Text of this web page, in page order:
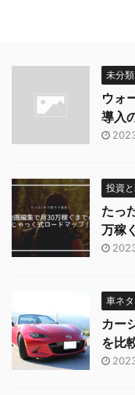
未分類
ウォ
導入
投資
たっ
万稼
車ネタ
カー
を比